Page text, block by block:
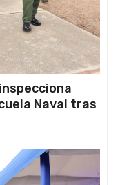
Naval tras